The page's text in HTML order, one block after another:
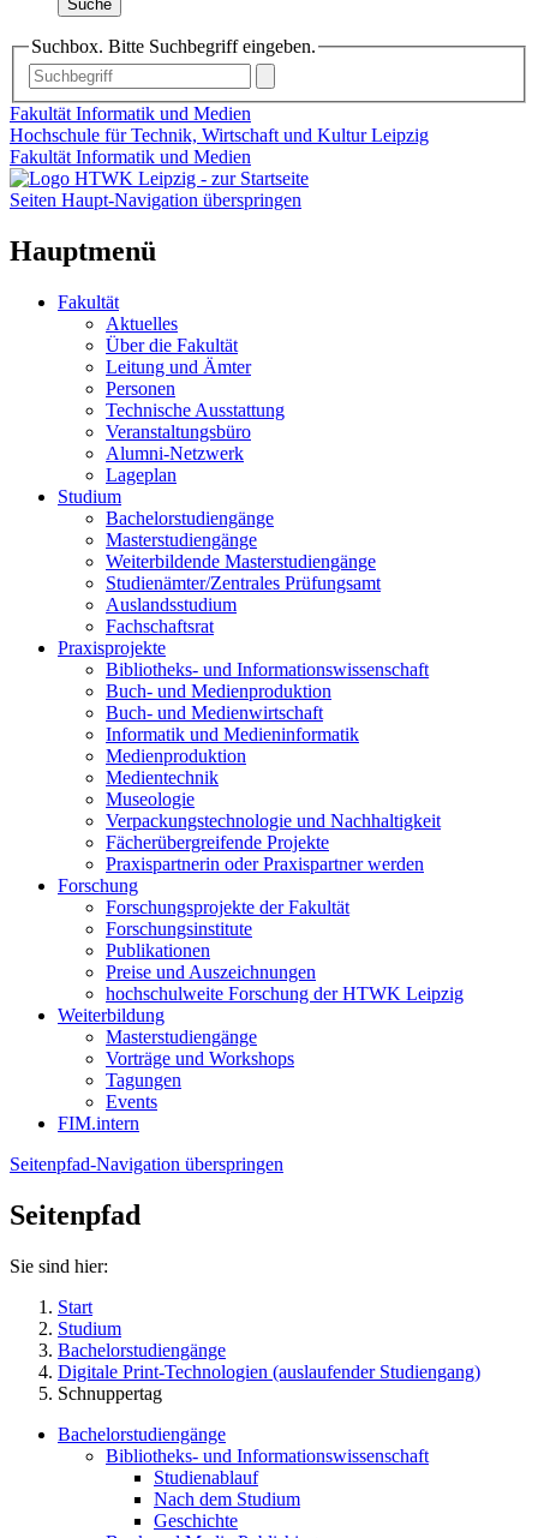
Suche
Suchbox. Bitte Suchbegriff eingeben.
Fakultät Informatik und Medien
Hochschule für Technik, Wirtschaft und Kultur Leipzig
Fakultät Informatik und Medien
Seiten Haupt-Navigation überspringen
Hauptmenü
Fakultät
Aktuelles
Über die Fakultät
Leitung und Ämter
Personen
Technische Ausstattung
Veranstaltungsbüro
Alumni-Netzwerk
Lageplan
Studium
Bachelorstudiengänge
Masterstudiengänge
Weiterbildende Masterstudiengänge
Studienämter/Zentrales Prüfungsamt
Auslandsstudium
Fachschaftsrat
Praxisprojekte
Bibliotheks- und Informationswissenschaft
Buch- und Medienproduktion
Buch- und Medienwirtschaft
Informatik und Medieninformatik
Medienproduktion
Medientechnik
Museologie
Verpackungstechnologie und Nachhaltigkeit
Fächerübergreifende Projekte
Praxispartnerin oder Praxispartner werden
Forschung
Forschungsprojekte der Fakultät
Forschungsinstitute
Publikationen
Preise und Auszeichnungen
hochschulweite Forschung der HTWK Leipzig
Weiterbildung
Masterstudiengänge
Vorträge und Workshops
Tagungen
Events
FIM.intern
Seitenpfad-Navigation überspringen
Seitenpfad
Sie sind hier:
Start
Studium
Bachelorstudiengänge
Digitale Print-Technologien (auslaufender Studiengang)
Schnuppertag
Bachelorstudiengänge
Bibliotheks- und Informationswissenschaft
Studienablauf
Nach dem Studium
Geschichte